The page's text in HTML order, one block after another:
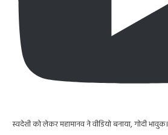
स्वदेशी को लेकर महामानव ने वीडियो बनाया, गोदी भावुक।